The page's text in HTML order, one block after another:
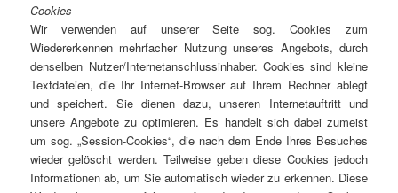
Cookies
Wir verwenden auf unserer Seite sog. Cookies zum
Wiedererkennen mehrfacher Nutzung unseres Angebots, durch
denselben Nutzer/Internetanschlussinhaber. Cookies sind kleine
Textdateien, die Ihr Internet-Browser auf Ihrem Rechner ablegt
und speichert. Sie dienen dazu, unseren Internetauftritt und
unsere Angebote zu optimieren. Es handelt sich dabei zumeist
um sog. „Session-Cookies“, die nach dem Ende Ihres Besuches
wieder gelöscht werden. Teilweise geben diese Cookies jedoch
Informationen ab, um Sie automatisch wieder zu erkennen. Diese